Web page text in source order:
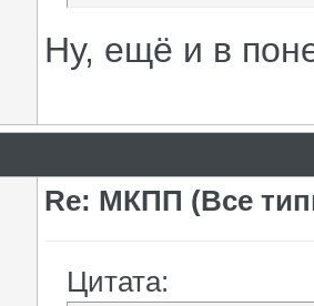
Ну, ещё и в
Re: МКПП (Все
Цитата: